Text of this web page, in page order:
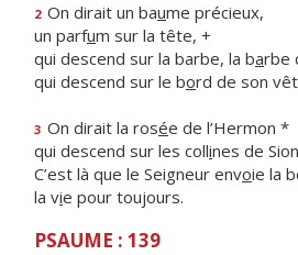
2 On dirait un baume précieux,
un parfum sur la tête, +
qui descend sur la barbe, la barbe
qui descend sur le bord de son
3 On dirait la rosée de l’Hermon *
qui descend sur les collines de
C’est là que le Seigneur envoie la
la vie pour toujours.
PSAUME : 139